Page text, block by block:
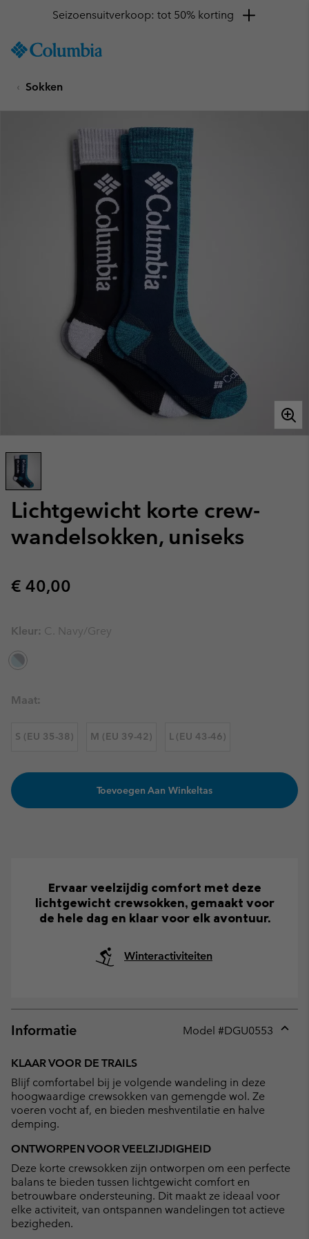
TO
SKIP
MAIN
Seizoensuitverkoop: tot 50% korting
Sokken
Lichtgewicht korte crew-
wandelsokken, uniseks
Regular price:
€ 40,00
Kleur: C. Navy/Grey
Maat:
S (EU 35-38) M (EU 39-42) L (EU 43-46)
Toevoegen Aan Winkeltas
Ervaar veelzijdig comfort met deze
lichtgewicht crewsokken, gemaakt voor
de hele dag en klaar voor elk avontuur.
Winteractiviteiten
Informatie Model #DGU0553
KLAAR VOOR DE TRAILS
Blijf comfortabel bij je volgende wandeling in deze
hoogwaardige crewsokken van gemengde wol. Ze
voeren vocht af, en bieden meshventilatie en halve
demping.
ONTWORPEN VOOR VEELZIJDIGHEID
Deze korte crewsokken zijn ontworpen om een perfecte
balans te bieden tussen lichtgewicht comfort en
betrouwbare ondersteuning. Dit maakt ze ideaal voor
elke activiteit, van ontspannen wandelingen tot actieve
bezigheden.